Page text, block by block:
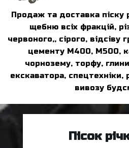
Продаж та доставка піску
щебню всіх фракцій,
червоного,, сірого, відсіву
цементу М400, М500,
чорнозему, торфу,
екскаватора, спецтехніки,
вивозу
Пісок